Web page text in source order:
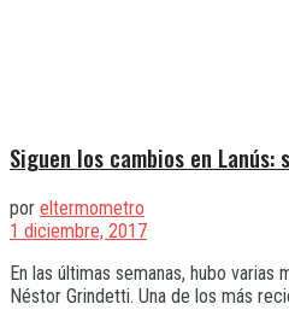
Siguen los cambios en
por eltermometro
1 diciembre, 2017
En las últimas semanas, hubo
Néstor Grindetti. Una de los más